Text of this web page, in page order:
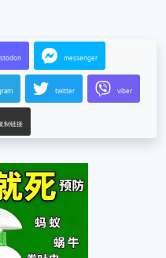
messenger
twitter viber
制链接